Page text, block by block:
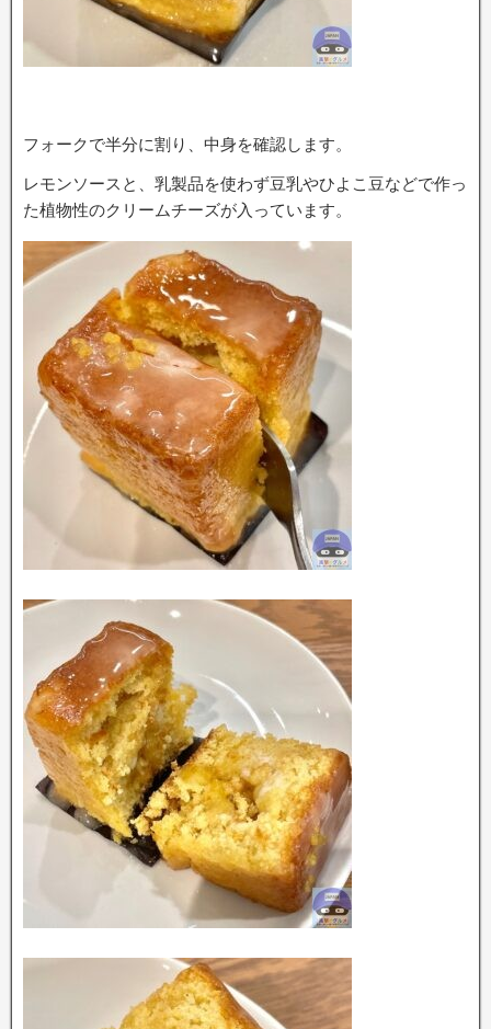
フォークで半分に割り、中身を確認します。
レモンソースと、乳製品を使わず豆乳やひよこ豆などで作っ
た植物性のクリームチーズが入っています。